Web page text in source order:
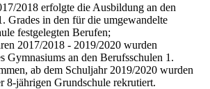
2018 erfolgte die Ausbildung an den
Grades in den für die umgewandelte
festgelegten Berufen;
2017/2018 - 2019/2020 wurden
Gymnasiums an den Berufsschulen 1.
ab dem Schuljahr 2019/2020 wurden
8-jährigen Grundschule rekrutiert.